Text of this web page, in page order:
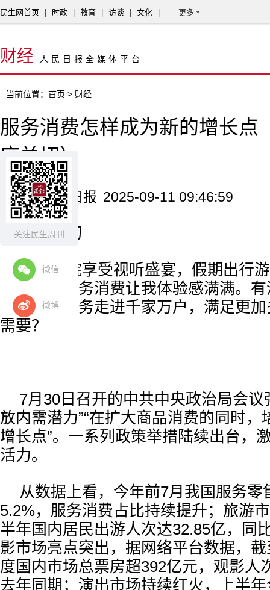
关注民生周刊
微信
微博
民生网首页 时政 教育 访谈 文化 更多
财经 人民日报全媒体平台
当前位置： 首页 > 财经
服务消费怎样成为新的增长点
应关切）
来源：人民日报 2025-09-11 09:46:59
读者关切
走进影院享受视听盛宴，假期出行
近的一些服务消费让我体验感满满。
更多优质服务走进千家万户，满足更
需要？
7月30日召开的中共中央政治局会议
放内需潜力”“在扩大商品消费的同时，
增长点”。一系列政策举措陆续出台，
活力。
从数据上看，今年前7月我国服务零
5.2%，服务消费占比持续提升；旅游
半年国内居民出游人次达32.85亿，同
影市场亮点突出，据网络平台数据，
度国内市场总票房超392亿元，观影人
去年同期；演出市场持续红火，上半